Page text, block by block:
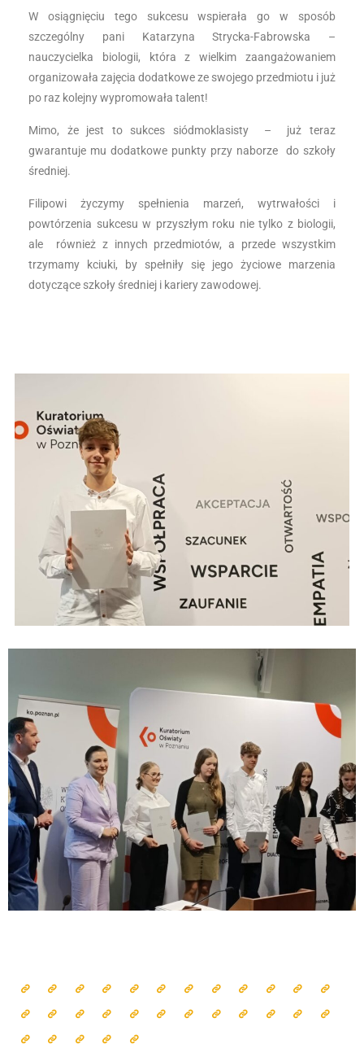
W osiągnięciu tego sukcesu wspierała go w sposób
szczególny pani Katarzyna Strycka-Fabrowska –
nauczycielka biologii, która z wielkim zaangażowaniem
organizowała zajęcia dodatkowe ze swojego przedmiotu i już
po raz kolejny wypromowała talent!
Mimo, że jest to sukces siódmoklasisty – już teraz
gwarantuje mu dodatkowe punkty przy naborze do szkoły
średniej.
Filipowi życzymy spełnienia marzeń, wytrwałości i
powtórzenia sukcesu w przyszłym roku nie tylko z biologii,
ale również z innych przedmiotów, a przede wszystkim
trzymamy kciuki, by spełniły się jego życiowe marzenia
dotyczące szkoły średniej i kariery zawodowej.